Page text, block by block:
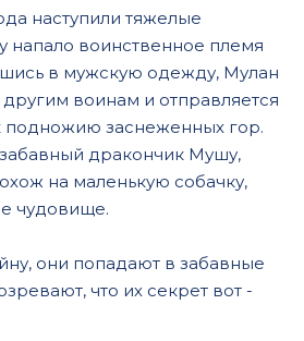
наступили тяжелые
напало воинственное племя
в мужскую одежду, Мулан
воинам и отправляется
подножию заснеженных гор.
дракончик Мушу,
на маленькую собачку,
чудовище.
они попадают в забавные
что их секрет вот -